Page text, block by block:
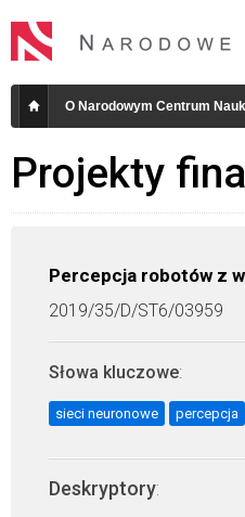
O Narodowym Centrum
Projekty
Percepcja robotów z
2019/35/D/ST6/03959
Słowa kluczowe:
sieci neuronowe percepcja
Deskryptory: